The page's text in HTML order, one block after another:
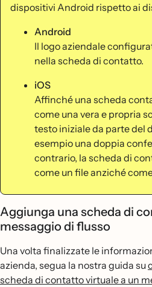
dispositivi Android rispetto ai
Android
Il logo aziendale
nella scheda di contatto.
iOS
Affinché una scheda
come una vera e propria
testo iniziale da parte del
esempio una doppia
contrario, la scheda di
come un file anziché
Aggiunga una scheda di
messaggio di flusso
Una volta finalizzate le
azienda, segua la nostra guida su
scheda di contatto virtuale a un